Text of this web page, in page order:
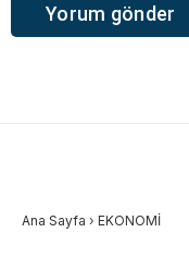
Ana Sayfa › EKONOMİ